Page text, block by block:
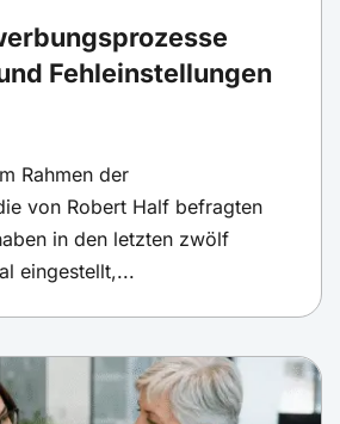
Fehleinstellungen
Rahmen der
von Robert Half befragten
in den letzten zwölf
eingestellt,...